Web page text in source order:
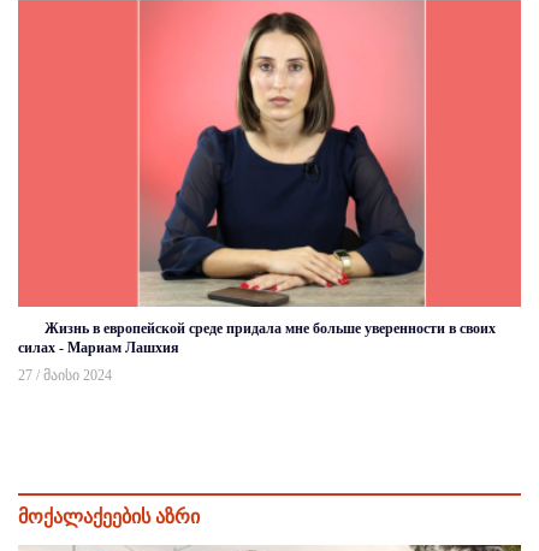
Жизнь в европейской среде придала мне больше уверенности в своих
силах - Мариам Лашхия
27 / მაისი 2024
მოქალაქეების აზრი